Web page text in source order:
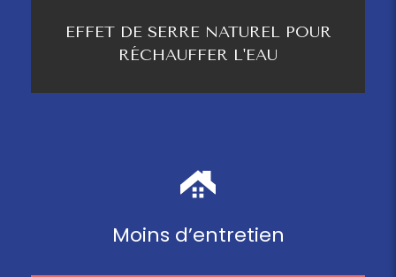
EFFET DE SERRE NATUREL POUR
RÉCHAUFFER L'EAU
Moins d’entretien